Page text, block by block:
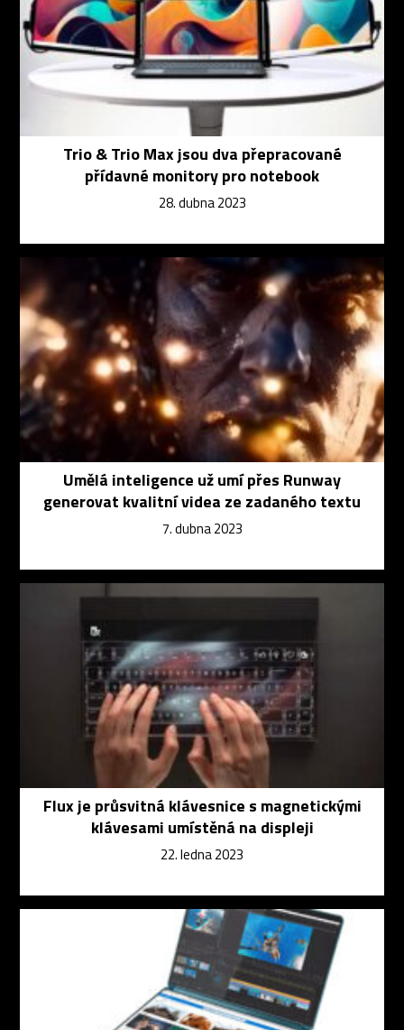
Trio & Trio Max jsou dva přepracované
přídavné monitory pro notebook
28. dubna 2023
Umělá inteligence už umí přes Runway
generovat kvalitní videa ze zadaného textu
7. dubna 2023
Flux je průsvitná klávesnice s magnetickými
klávesami umístěná na displeji
22. ledna 2023